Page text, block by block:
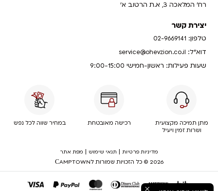
רח' המלאכה 3, א.ת הרטוב א'
יצירת קשר
טלפון: 02-9669141
דוא”ל: service@ohevzion.co.il
שעות פעילות: ראשון-חמישי 9:00-15:00
מתן תמיכה מקצועית
ושרות זמין ויעיל
רכישה מאובטחת במחיר שווה לכל נפש
מדיניות פרטיות | תנאי שימוש | מפת אתר
2026 © כל הזכויות שמורות לСAMPTOWN